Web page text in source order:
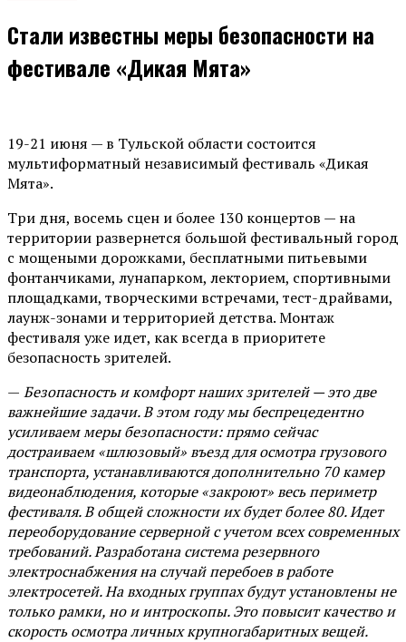
Стали известны меры безопасности на
фестивале «Дикая Мята»
19-21 июня — в Тульской области состоится
мультиформатный независимый фестиваль «Дикая
Мята».
Три дня, восемь сцен и более 130 концертов — на
территории развернется большой фестивальный город
с мощеными дорожками, бесплатными питьевыми
фонтанчиками, лунапарком, лекторием, спортивными
площадками, творческими встречами, тест-драйвами,
лаунж-зонами и территорией детства. Монтаж
фестиваля уже идет, как всегда в приоритете
безопасность зрителей.
— Безопасность и комфорт наших зрителей — это две
важнейшие задачи. В этом году мы беспрецедентно
усиливаем меры безопасности: прямо сейчас
достраиваем «шлюзовый» въезд для осмотра грузового
транспорта, устанавливаются дополнительно 70 камер
видеонаблюдения, которые «закроют» весь периметр
фестиваля. В общей сложности их будет более 80. Идет
переоборудование серверной с учетом всех современных
требований. Разработана система резервного
электроснабжения на случай перебоев в работе
электросетей. На входных группах будут установлены не
только рамки, но и интроскопы. Это повысит качество и
скорость осмотра личных крупногабаритных вещей.